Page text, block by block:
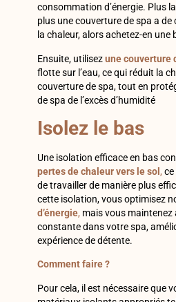
consommation d’énergie. Plus
plus une couverture de spa a
la chaleur, alors achetez-en une
Ensuite, utilisezune couverture
flotte sur l’eau, ce qui réduit la
couverture de spa, tout en
de spa de l’excès d’humidité
Isolez le bas
Une isolation efficace en bas
pertes de chaleur vers le sol ,
de travailler de manière plus
cette isolation, vous optimisez
d’énergie, mais vous
constante dans votre spa,
expérience de détente.
Comment faire ?
Pour cela, il est nécessaire que